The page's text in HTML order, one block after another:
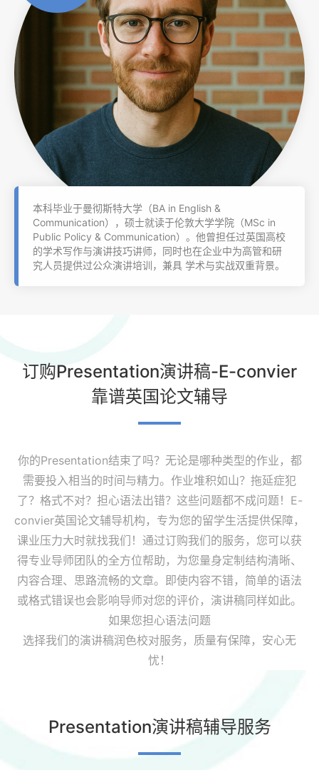
本科毕业于曼彻斯特大学（BA in English &
Communication），硕士就读于伦敦大学学院（MSc in
Public Policy & Communication）。他曾担任过英国高校
的学术写作与演讲技巧讲师，同时也在企业中为高管和研
究人员提供过公众演讲培训，兼具 学术与实战双重背景。
订购Presentation演讲稿-E-convier
靠谱英国论文辅导
你的Presentation结束了吗？无论是哪种类型的作业，都
需要投入相当的时间与精力。作业堆积如山？拖延症犯
了？格式不对？担心语法出错？这些问题都不成问题！E-
convier英国论文辅导机构，专为您的留学生活提供保障，
课业压力大时就找我们！通过订购我们的服务，您可以获
得专业导师团队的全方位帮助，为您量身定制结构清晰、
内容合理、思路流畅的文章。即使内容不错，简单的语法
或格式错误也会影响导师对您的评价，演讲稿同样如此。
如果您担心语法问题
选择我们的演讲稿润色校对服务，质量有保障，安心无
忧！
Presentation演讲稿辅导服务